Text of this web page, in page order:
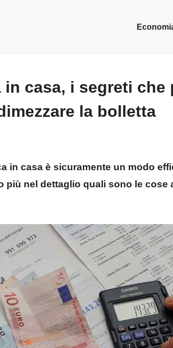
in casa, i segreti che
la bolletta
in casa è sicuramente un modo
più nel dettaglio quali sono le cose